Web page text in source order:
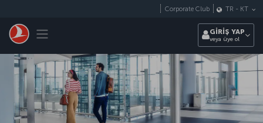
Toggle navigation
Corporate Club TR - KT
GİRİŞ YAP
veya üye ol